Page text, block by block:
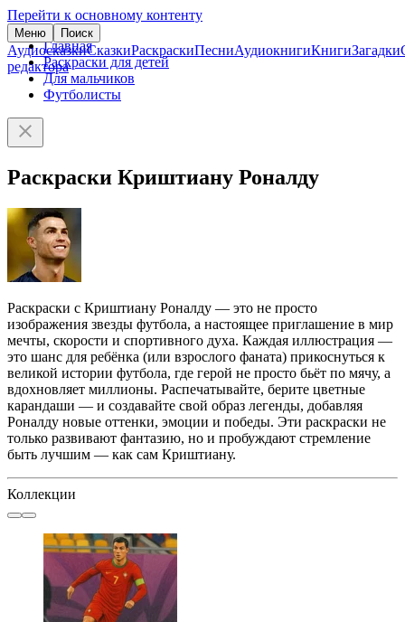
Перейти к основному контенту
Меню Поиск
АудиосказкиСказкиРаскраскиПесниАудиокнигиКнигиЗагадки
редактора
Главная
Раскраски для детей
Для мальчиков
Футболисты
Раскраски Криштиану Роналду
Раскраски с Криштиану Роналду — это не просто
изображения звезды футбола, а настоящее приглашение в мир
мечты, скорости и спортивного духа. Каждая иллюстрация —
это шанс для ребёнка (или взрослого фаната) прикоснуться к
великой истории футбола, где герой не просто бьёт по мячу, а
вдохновляет миллионы. Распечатывайте, берите цветные
карандаши — и создавайте свой образ легенды, добавляя
Роналду новые оттенки, эмоции и победы. Эти раскраски не
только развивают фантазию, но и пробуждают стремление
быть лучшим — как сам Криштиану.
Коллекции